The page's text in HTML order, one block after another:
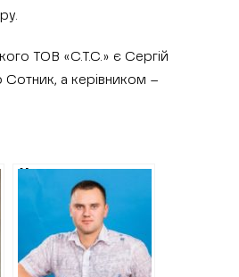
ТОВ «С.Т.С.» є Сергій
а керівником –
Хто допомагає
окупантам на
Харківщині.
Волохів Яр